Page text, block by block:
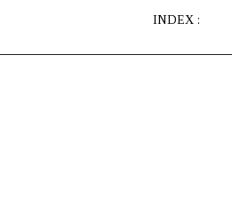
INDEX :